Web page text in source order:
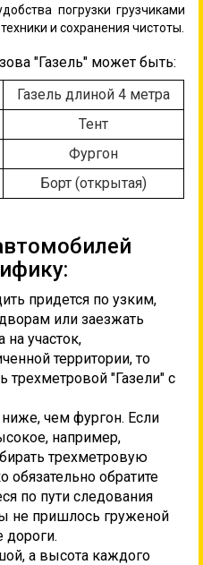
погрузки грузчиками
и сохранения чистоты.
"Газель" может быть:
Газель длиной 4 метра
Тент
Фургон
Борт (открытая)
придется по узким,
или заезжать
на участок,
территории, то
трехметровой "Газели" с
чем фургон. Если
например,
трехметровую
обязательно обратите
по пути следования
не пришлось груженой
а высота каждого